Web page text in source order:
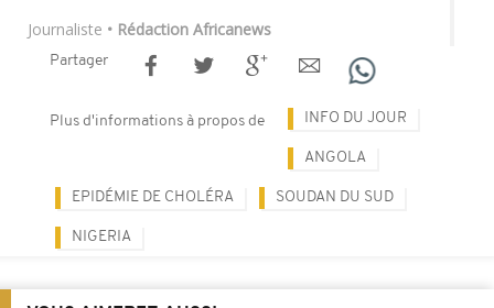
Journaliste • Rédaction Africanews
Partager
Plus d'informations à propos de INFO DU JOUR
ANGOLA
EPIDÉMIE DE CHOLÉRA SOUDAN DU SUD
NIGERIA